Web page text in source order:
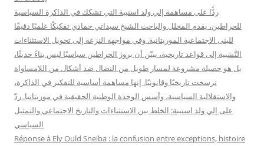
ردًّا على مساهمة إلي ولد اسنيبة التي تشكك في الذاكرة السياسية
للحراطين، يقدم المحلل والباحث الشيخ سيداتي حمادي تفكيكًا علميًا دقيقًا
للبنى الاجتماعية الموريتانية. وفي مواجهة النزعة إلى تحويل الاستثناءات
النَّسَبية إلى قواعد تاريخية، يبيّن أن بروز الحراطين سياسيًا ليس بناءً حديثًا،
بل هو حصيلة مشروعة لمسار طويل من النضال ضد أشكال من اللامساواة
ترسخت تاريخيًا وقانونيًا. إنها مساهمة أساسية للتفكير في الذاكرة،
والاستقلالية السياسية، وأسس الوحدة الوطنية الحقيقية في موريتانيا. ردّ
على إلي ولد اسنيبة: الخلط بين الاستثناءات والتاريخ الاجتماعي والتمثيل
السياسي
Réponse à Ely Ould Sneiba : la confusion entre exceptions, histoire